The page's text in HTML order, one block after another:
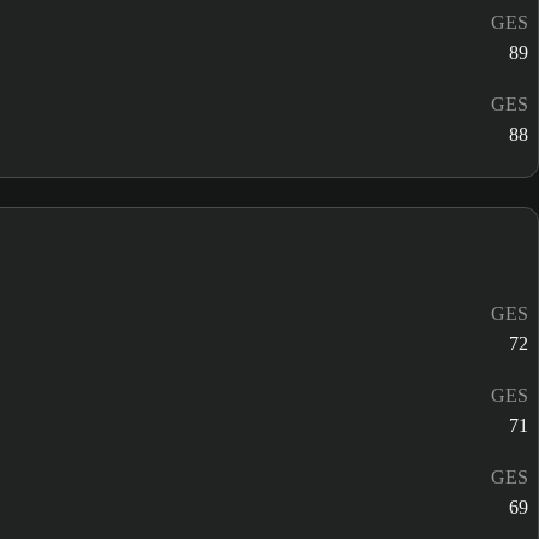
GES
89
GES
88
GES
72
GES
71
GES
69